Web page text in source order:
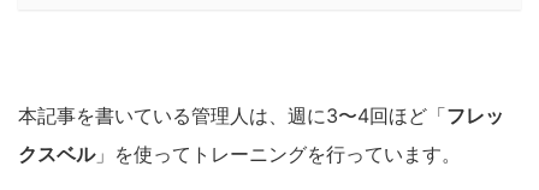
本記事を書いている管理人は、週に3〜4回ほど「フレッ
クスベル」を使ってトレーニングを行っています。